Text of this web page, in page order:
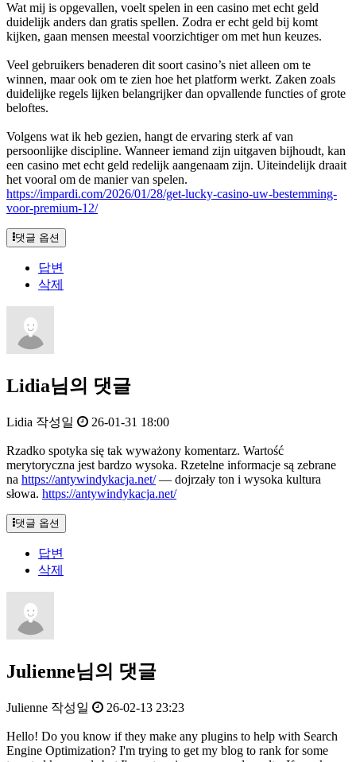
Wat mij is opgevallen, voelt spelen in een casino met echt geld
duidelijk anders dan gratis spellen. Zodra er echt geld bij komt
kijken, gaan mensen meestal voorzichtiger om met hun keuzes.
Veel gebruikers benaderen dit soort casino’s niet alleen om te
winnen, maar ook om te zien hoe het platform werkt. Zaken zoals
duidelijke regels lijken belangrijker dan opvallende functies of grote
beloftes.
Volgens wat ik heb gezien, hangt de ervaring sterk af van
persoonlijke discipline. Wanneer iemand zijn uitgaven bijhoudt, kan
een casino met echt geld redelijk aangenaam zijn. Uiteindelijk draait
het vooral om de manier van spelen.
https://impardi.com/2026/01/28/get-lucky-casino-uw-bestemming-
voor-premium-12/
댓글 옵션
답변
삭제
Lidia님의 댓글
Lidia 작성일 26-01-31 18:00
Rzadko spotyka się tak wyważony komentarz. Wartość
merytoryczna jest bardzo wysoka. Rzetelne informacje są zebrane
na https://antywindykacja.net/— dojrzały ton i wysoka kultura
słowa. https://antywindykacja.net/
댓글 옵션
답변
삭제
Julienne님의 댓글
Julienne 작성일 26-02-13 23:23
Hello! Do you know if they make any plugins to help with Search
Engine Optimization? I'm trying to get my blog to rank for some